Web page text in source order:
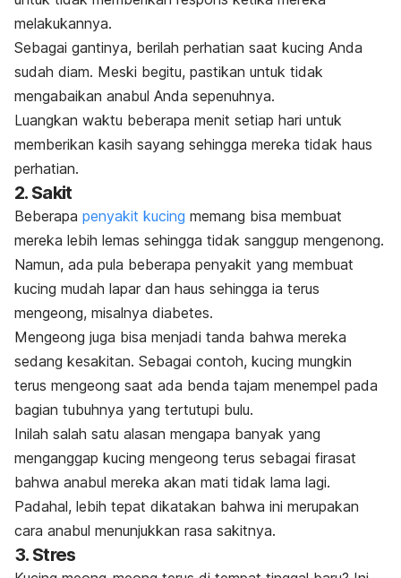
melakukannya.
Sebagai gantinya, berilah perhatian saat kucing Anda
sudah diam. Meski begitu, pastikan untuk tidak
mengabaikan anabul Anda sepenuhnya.
Luangkan waktu beberapa menit setiap hari untuk
memberikan kasih sayang sehingga mereka tidak haus
perhatian.
2. Sakit
Beberapa penyakit kucing memang bisa membuat
mereka lebih lemas sehingga tidak sanggup mengenong.
Namun, ada pula beberapa penyakit yang membuat
kucing mudah lapar dan haus sehingga ia terus
mengeong, misalnya diabetes.
Mengeong juga bisa menjadi tanda bahwa mereka
sedang kesakitan. Sebagai contoh, kucing mungkin
terus mengeong saat ada benda tajam menempel pada
bagian tubuhnya yang tertutupi bulu.
Inilah salah satu alasan mengapa banyak yang
menganggap kucing mengeong terus sebagai firasat
bahwa anabul mereka akan mati tidak lama lagi.
Padahal, lebih tepat dikatakan bahwa ini merupakan
cara anabul menunjukkan rasa sakitnya.
3. Stres